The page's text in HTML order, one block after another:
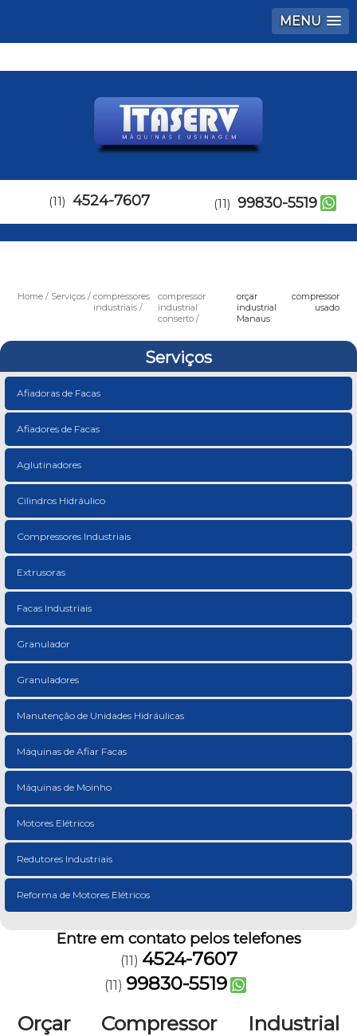
MENU
(11) 4524-7607 (11) 99830-5519
Home Serviços
compressores
industriais
compressor
industrial
conserto
orçar compressor
industrial usado
Manaus
Serviços
Afiadoras de Facas
Afiadores de Facas
Aglutinadores
Cilindros Hidráulico
Compressores Industriais
Extrusoras
Facas Industriais
Granulador
Granuladores
Manutenção de Unidades Hidráulicas
Máquinas de Afiar Facas
Máquinas de Moinho
Motores Elétricos
Redutores Industriais
Reforma de Motores Elétricos
Entre em contato pelos telefones
(11) 4524-7607
(11) 99830-5519
Orçar Compressor Industrial